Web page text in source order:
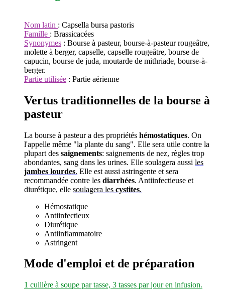
Nom latin : Capsella bursa pastoris
Famille : Brassicacées
Synonymes : Bourse à pasteur, bourse-à-pasteur rougeâtre,
molette à berger, capselle, capselle rougeâtre, bourse de
capucin, bourse de juda, moutarde de mithriade, bourse-à-
berger.
Partie utilisée : Partie aérienne
Vertus traditionnelles de la bourse à
pasteur
La bourse à pasteur a des propriétés hémostatiques. On
l'appelle même "la plante du sang". Elle sera utile contre la
plupart des saignements: saignements de nez, règles trop
abondantes, sang dans les urines. Elle soulagera aussi les
jambes lourdes. Elle est aussi astringente et sera
recommandée contre les diarrhées. Antiinfectieuse et
diurétique, elle soulagera les cystites.
Hémostatique
Antiinfectieux
Diurétique
Antiinflammatoire
Astringent
Mode d'emploi et de préparation
1 cuillère à soupe par tasse, 3 tasses par jour en infusion.